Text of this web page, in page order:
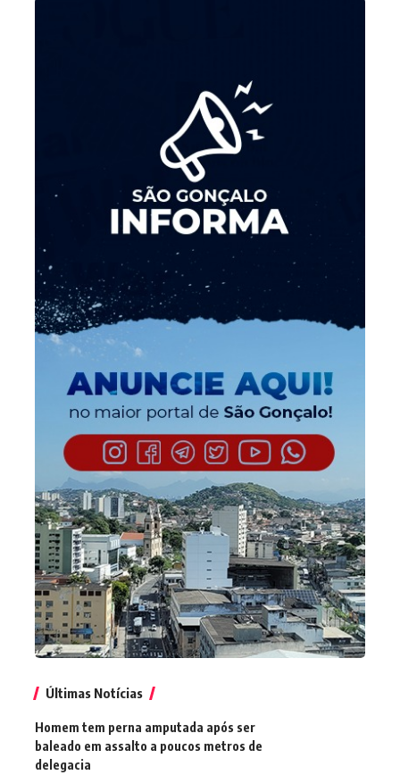
Últimas Notícias
Homem tem perna amputada após ser
baleado em assalto a poucos metros de
delegacia